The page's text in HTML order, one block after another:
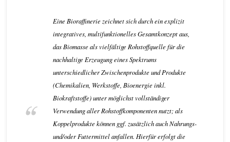
Eine Bioraffinerie zeichnet sich durch ein explizit
integratives, multifunktionelles Gesamtkonzept aus,
das Biomasse als vielfältige Rohstoffquelle für die
nachhaltige Erzeugung eines Spektrums
unterschiedlicher Zwischenprodukte und Produkte
(Chemikalien, Werkstoffe, Bioenergie inkl.
Biokraftstoffe) unter möglichst vollständiger
Verwendung aller Rohstoffkomponenten nutzt; als
Koppelprodukte können ggf. zusätzlich auch Nahrungs-
und/oder Futtermittel anfallen. Hierfür erfolgt die